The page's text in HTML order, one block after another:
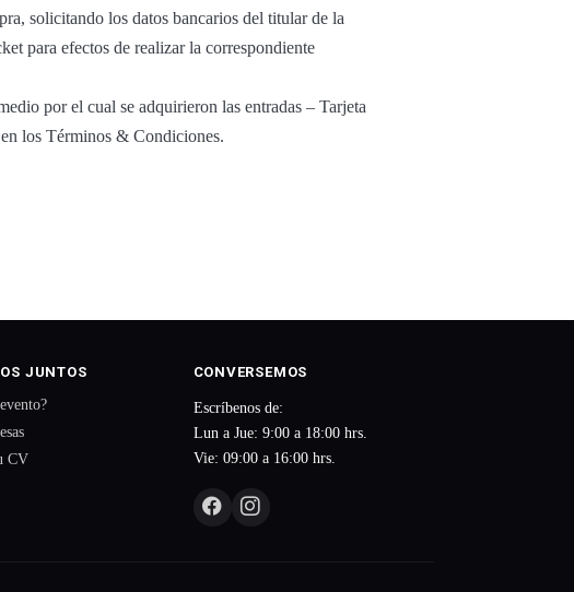
solicitando los datos bancarios del titular de la
para efectos de realizar la correspondiente
por el cual se adquirieron las entradas – Tarjeta
los Términos & Condiciones.
JUNTOS
CV
CONVERSEMOS
Escríbenos de:
Lun a Jue: 9:00 a 18:00 hrs.
Vie: 09:00 a 16:00 hrs.